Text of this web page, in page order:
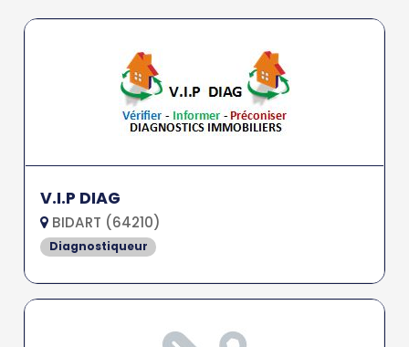
V.I.P DIAG
BIDART (64210)
Diagnostiqueur